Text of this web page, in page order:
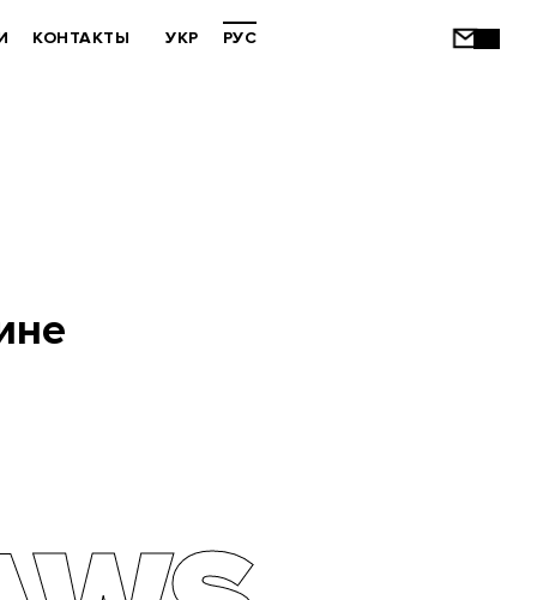
КОНТАКТЫ УКР РУС